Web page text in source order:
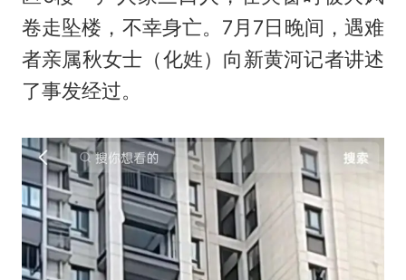
卷走坠楼，不幸身亡。7月7日晚间，遇难
者亲属秋女士（化姓）向新黄河记者讲述
了事发经过。